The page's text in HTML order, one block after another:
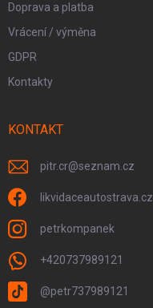
Doprava a platba
Vrácení / výměna
GDPR
Kontakty
KONTAKT
pitr.cr@seznam.cz
likvidaceautostrava.cz
petrkompanek
+420737989121
@petr737989121